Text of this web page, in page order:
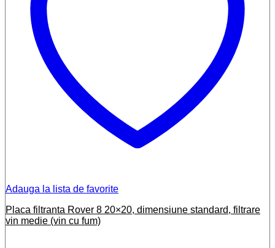
Adauga la lista de favorite
Placa filtranta Rover 8 20×20, dimensiune standard, filtrare
vin medie (vin cu fum)